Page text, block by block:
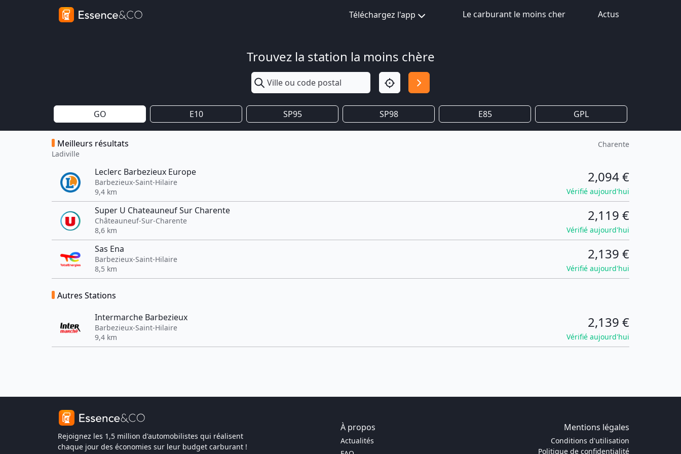
Téléchargez l'app Le carburant le moins cher Actus
Trouvez la station la moins chère
GO E10 SP95 SP98 E85 GPL
Meilleurs résultats
Ladiville
Charente
Leclerc Barbezieux Europe
Barbezieux-Saint-Hilaire
9,4 km
2,094 €
Vérifié aujourd'hui
Super U Chateauneuf Sur Charente
Châteauneuf-Sur-Charente
8,6 km
2,119 €
Vérifié aujourd'hui
Sas Ena
Barbezieux-Saint-Hilaire
8,5 km
2,139 €
Vérifié aujourd'hui
Autres Stations
Intermarche Barbezieux
Barbezieux-Saint-Hilaire
9,4 km
2,139 €
Vérifié aujourd'hui
Rejoignez les 1,5 million d'automobilistes qui réalisent
chaque jour des économies sur leur budget carburant !
À propos Mentions légales
Actualités
Conditions d'utilisation
Politique de confidentialité